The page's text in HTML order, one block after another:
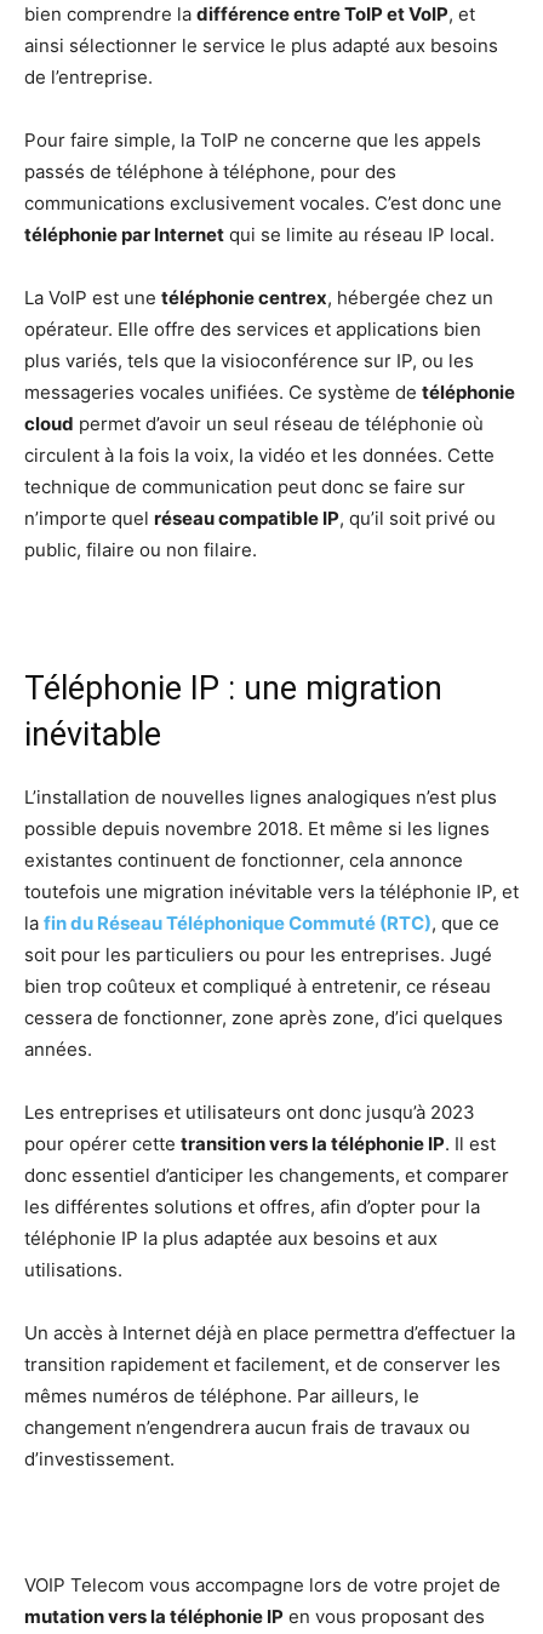
bien comprendre la différence entre ToIP et VoIP, et
ainsi sélectionner le service le plus adapté aux besoins
de l’entreprise.
Pour faire simple, la ToIP ne concerne que les appels
passés de téléphone à téléphone, pour des
communications exclusivement vocales. C’est donc une
téléphonie par Internet qui se limite au réseau IP local.
La VoIP est une téléphonie centrex, hébergée chez un
opérateur. Elle offre des services et applications bien
plus variés, tels que la visioconférence sur IP, ou les
messageries vocales unifiées. Ce système de téléphonie
cloud permet d’avoir un seul réseau de téléphonie où
circulent à la fois la voix, la vidéo et les données. Cette
technique de communication peut donc se faire sur
n’importe quel réseau compatible IP, qu’il soit privé ou
public, filaire ou non filaire.
Téléphonie IP : une migration
inévitable
L’installation de nouvelles lignes analogiques n’est plus
possible depuis novembre 2018. Et même si les lignes
existantes continuent de fonctionner, cela annonce
toutefois une migration inévitable vers la téléphonie IP, et
la fin du Réseau Téléphonique Commuté (RTC), que ce
soit pour les particuliers ou pour les entreprises. Jugé
bien trop coûteux et compliqué à entretenir, ce réseau
cessera de fonctionner, zone après zone, d’ici quelques
années.
Les entreprises et utilisateurs ont donc jusqu’à 2023
pour opérer cette transition vers la téléphonie IP. Il est
donc essentiel d’anticiper les changements, et comparer
les différentes solutions et offres, afin d’opter pour la
téléphonie IP la plus adaptée aux besoins et aux
utilisations.
Un accès à Internet déjà en place permettra d’effectuer la
transition rapidement et facilement, et de conserver les
mêmes numéros de téléphone. Par ailleurs, le
changement n’engendrera aucun frais de travaux ou
d’investissement.
VOIP Telecom vous accompagne lors de votre projet de
mutation vers la téléphonie IP en vous proposant des